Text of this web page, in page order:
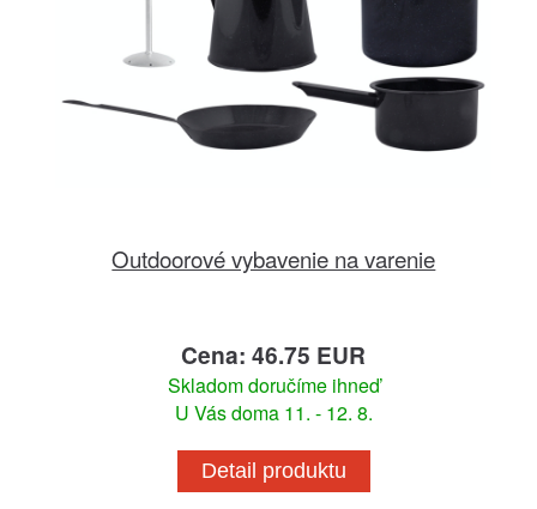
Outdoorové vybavenie na varenie
Cena: 46.75 EUR
Skladom doručíme ihneď
U Vás doma 11. - 12. 8.
Detail produktu